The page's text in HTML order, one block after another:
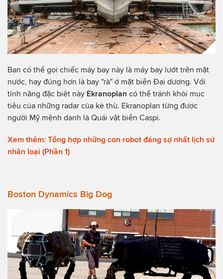
Bạn có thể gọi chiếc máy bay này là máy bay lướt trên mặt
nước, hay đúng hơn là bay "rà" ở mặt biển Đại dương. Với
tính năng đặc biệt này Ekranoplan có thể tránh khỏi mục
tiêu của những radar của kẻ thù. Ekranoplan từng được
người Mỹ mệnh danh là Quái vật biển Caspi.
Xem thêm: Tổng hợp những con robot đáng sợ nhất lịch sử
nhân loại (Phần 1)
Boston Dynamics Big Dog